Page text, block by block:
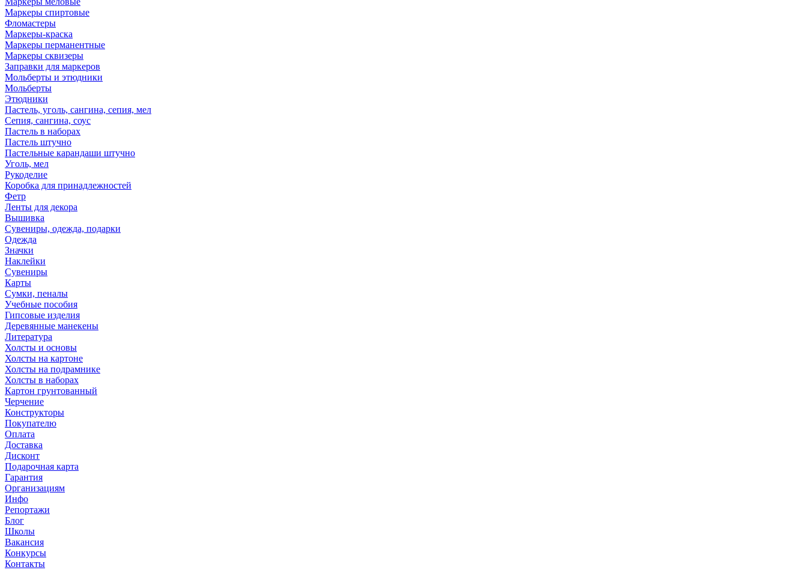
Маркеры спиртовые
Фломастеры
Маркеры-краска
Маркеры перманентные
Маркеры сквизеры
Заправки для маркеров
Мольберты и этюдники
Мольберты
Этюдники
Пастель, уголь, сангина, сепия, мел
Сепия, сангина, соус
Пастель в наборах
Пастель штучно
Пастельные карандаши штучно
Уголь, мел
Рукоделие
Коробка для принадлежностей
Фетр
Ленты для декора
Вышивка
Сувениры, одежда, подарки
Одежда
Значки
Наклейки
Сувениры
Карты
Сумки, пеналы
Учебные пособия
Гипсовые изделия
Деревянные манекены
Литература
Холсты и основы
Холсты на картоне
Холсты на подрамнике
Холсты в наборах
Картон грунтованный
Черчение
Конструкторы
Покупателю
Оплата
Доставка
Дисконт
Подарочная карта
Гарантия
Организациям
Инфо
Репортажи
Блог
Школы
Вакансия
Конкурсы
Контакты